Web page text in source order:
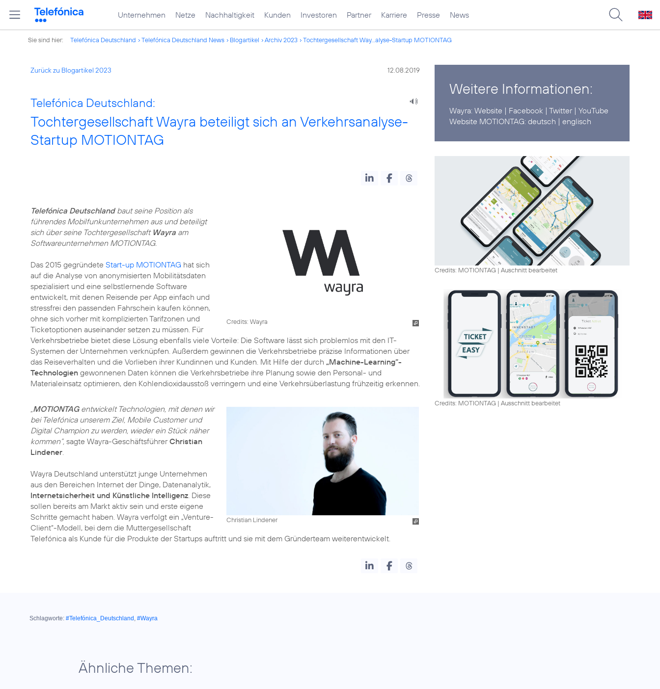
Unternehmen Netze Nachhaltigkeit Kunden Investoren Partner Karriere Presse News
Sie sind hier: Telefónica Deutschland Telefónica Deutschland News Blogartikel Archiv 2023 Tochtergesellschaft Way...alyse-Startup MOTIONTAG
Zurück zu Blogartikel 2023 12.08.2019
Telefónica Deutschland:
Tochtergesellschaft Wayra beteiligt sich an Verkehrsanalyse-
Startup MOTIONTAG
Credits: Wayra
Telefónica Deutschlandbaut seine Position als
führendes Mobilfunkunternehmen aus und beteiligt
sich über seine Tochtergesellschaft Wayra am
Softwareunternehmen MOTIONTAG.
Das 2015 gegründete Start-up MOTIONTAG hat sich
auf die Analyse von anonymisierten Mobilitätsdaten
spezialisiert und eine selbstlernende Software
entwickelt, mit denen Reisende per App einfach und
stressfrei den passenden Fahrschein kaufen können,
ohne sich vorher mit komplizierten Tarifzonen und
Ticketoptionen auseinander setzen zu müssen. Für
Verkehrsbetriebe bietet diese Lösung ebenfalls viele Vorteile: Die Software lässt sich problemlos mit den IT-
Systemen der Unternehmen verknüpfen. Außerdem gewinnen die Verkehrsbetriebe präzise Informationen über
das Reiseverhalten und die Vorlieben ihrer Kundinnen und Kunden. Mit Hilfe der durch „Machine-Learning“-
Technologien gewonnenen Daten können die Verkehrsbetriebe ihre Planung sowie den Personal- und
Materialeinsatz optimieren, den Kohlendioxidausstoß verringern und eine Verkehrsüberlastung frühzeitig erkennen.
Christian Lindener
„MOTIONTAGentwickelt Technologien, mit denen wir
bei Telefónica unserem Ziel, Mobile Customer und
Digital Champion zu werden, wieder ein Stück näher
kommen“, sagte Wayra-GeschäftsführerChristian
Lindener.
Wayra Deutschland unterstützt junge Unternehmen
aus den Bereichen Internet der Dinge, Datenanalytik,
Internetsicherheit und Künstliche Intelligenz. Diese
sollen bereits am Markt aktiv sein und erste eigene
Schritte gemacht haben. Wayra verfolgt ein „Venture-
Client“-Modell, bei dem die Muttergesellschaft
Telefónica als Kunde für die Produkte der Startups auftritt und sie mit dem Gründerteam weiterentwickelt.
Weitere Informationen:
Wayra:Website | Facebook |Twitter|YouTube
Website MOTIONTAG:deutsch |englisch
Credits: MOTIONTAG |Auschnitt bearbeitet
Credits: MOTIONTAG |Ausschnitt bearbeitet
Schlagworte: #Telefónica_Deutschland , #Wayra
Ähnliche Themen: